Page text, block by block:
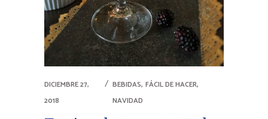
DICIEMBRE 27,
2018
BEBIDAS,FÁCIL DE HACER,
NAVIDAD